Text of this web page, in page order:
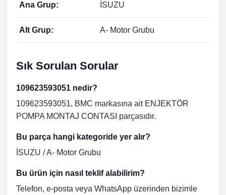
Ana Grup: İSUZU
Alt Grup: A- Motor Grubu
Sık Sorulan Sorular
109623593051 nedir?
109623593051, BMC markasına ait ENJEKTÖR
POMPA MONTAJ CONTASI parçasıdır.
Bu parça hangi kategoride yer alır?
İSUZU / A- Motor Grubu
Bu ürün için nasıl teklif alabilirim?
Telefon, e-posta veya WhatsApp üzerinden bizimle